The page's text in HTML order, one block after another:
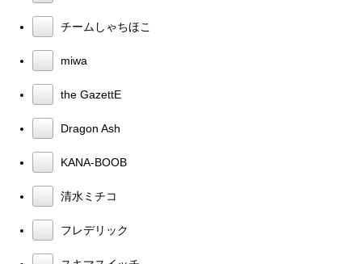
チームしゃちほこ
miwa
the GazettE
Dragon Ash
KANA-BOOB
清水ミチコ
フレデリック